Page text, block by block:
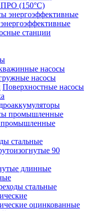
(150°C)
станции
насосы
насосы
Поверхностные насосы
промышленные
стальные
90
длинные
стальные
оцинкованные